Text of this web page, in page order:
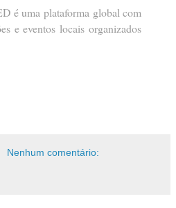
é uma plataforma global com
e eventos locais organizados
Nenhum comentário: